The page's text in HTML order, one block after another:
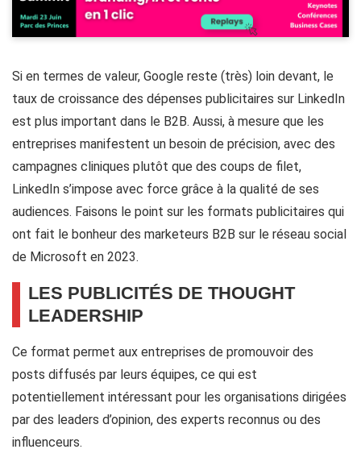
Si en termes de valeur, Google reste (très) loin devant, le
taux de croissance des dépenses publicitaires sur LinkedIn
est plus important dans le B2B. Aussi, à mesure que les
entreprises manifestent un besoin de précision, avec des
campagnes cliniques plutôt que des coups de filet,
LinkedIn s’impose avec force grâce à la qualité de ses
audiences. Faisons le point sur les formats publicitaires qui
ont fait le bonheur des marketeurs B2B sur le réseau social
de Microsoft en 2023.
LES PUBLICITÉS DE THOUGHT
LEADERSHIP
Ce format permet aux entreprises de promouvoir des
posts diffusés par leurs équipes, ce qui est
potentiellement intéressant pour les organisations dirigées
par des leaders d’opinion, des experts reconnus ou des
influenceurs.